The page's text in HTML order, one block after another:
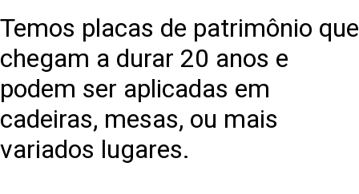
Temos placas de patrimônio que
chegam a durar 20 anos e
podem ser aplicadas em
cadeiras, mesas, ou mais
variados lugares.